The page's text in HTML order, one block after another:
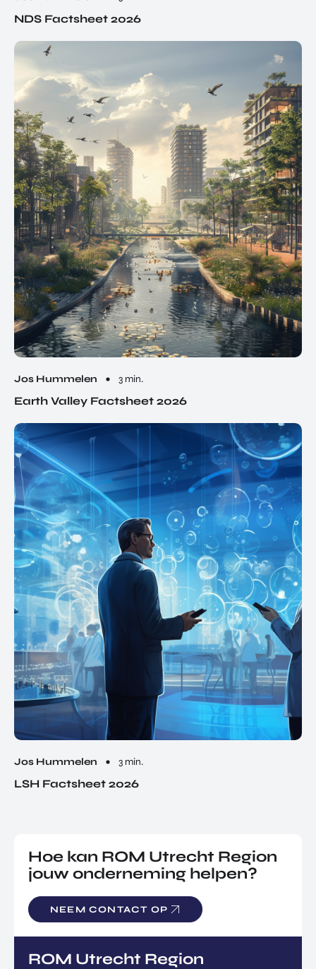
NDS Factsheet 2026
Jos Hummelen 3 min.
Earth Valley Factsheet 2026
Jos Hummelen 3 min.
LSH Factsheet 2026
Hoe kan ROM Utrecht Region
jouw onderneming helpen?
NEEM CONTACT OP
ROM Utrecht Region